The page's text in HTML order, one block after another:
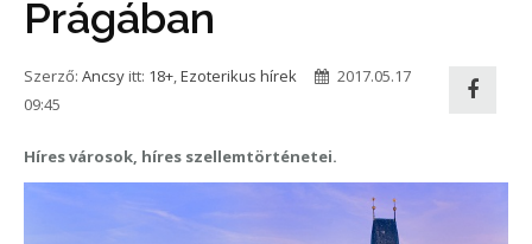
Prágában
Szerző: Ancsy itt: 18+,Ezoterikus hírek
2017.05.17
09:45
Híres városok, híres szellemtörténetei.